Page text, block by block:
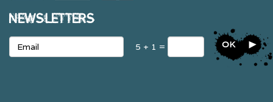
NEWSLETTERS
5 + 1 = OK